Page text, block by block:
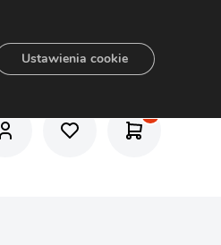
Ustawienia cookie